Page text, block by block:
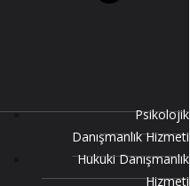
Psikolojik
Danışmanlık Hizmeti
Hukuki Danışmanlık
Hizmeti